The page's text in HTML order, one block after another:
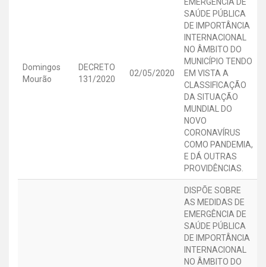
Domingos
Mourão
DECRETO
131/2020
02/05/2020
SAÚDE PÚBLICA
DE IMPORTÂNCIA
INTERNACIONAL
NO ÂMBITO DO
MUNICÍPIO TENDO
EM VISTA A
CLASSIFICAÇÃO
DA SITUAÇÃO
MUNDIAL DO
NOVO
CORONAVÍRUS
COMO PANDEMIA,
E DÁ OUTRAS
PROVIDÊNCIAS.
DISPÕE SOBRE
AS MEDIDAS DE
EMERGÊNCIA DE
SAÚDE PÚBLICA
DE IMPORTÂNCIA
INTERNACIONAL
NO ÂMBITO DO